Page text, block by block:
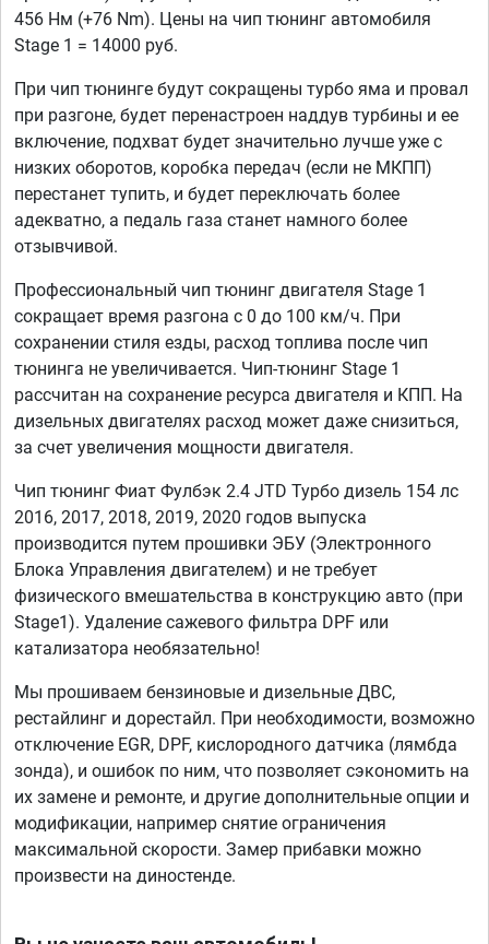
456 Нм (+76 Nm). Цены на чип тюнинг автомобиля
Stage 1 = 14000 руб.
При чип тюнинге будут сокращены турбо яма и провал
при разгоне, будет перенастроен наддув турбины и ее
включение, подхват будет значительно лучше уже с
низких оборотов, коробка передач (если не МКПП)
перестанет тупить, и будет переключать более
адекватно, а педаль газа станет намного более
отзывчивой.
Профессиональный чип тюнинг двигателя Stage 1
сокращает время разгона с 0 до 100 км/ч. При
сохранении стиля езды, расход топлива после чип
тюнинга не увеличивается. Чип-тюнинг Stage 1
рассчитан на сохранение ресурса двигателя и КПП. На
дизельных двигателях расход может даже снизиться,
за счет увеличения мощности двигателя.
Чип тюнинг Фиат Фулбэк 2.4 JTD Турбо дизель 154 лс
2016, 2017, 2018, 2019, 2020 годов выпуска
производится путем прошивки ЭБУ (Электронного
Блока Управления двигателем) и не требует
физического вмешательства в конструкцию авто (при
Stage1). Удаление сажевого фильтра DPF или
катализатора необязательно!
Мы прошиваем бензиновые и дизельные ДВС,
рестайлинг и дорестайл. При необходимости, возможно
отключение EGR, DPF, кислородного датчика (лямбда
зонда), и ошибок по ним, что позволяет сэкономить на
их замене и ремонте, и другие дополнительные опции и
модификации, например снятие ограничения
максимальной скорости. Замер прибавки можно
произвести на диностенде.